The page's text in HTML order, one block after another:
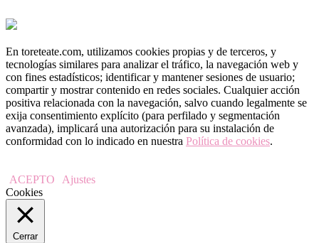
En toreteate.com, utilizamos cookies propias y de terceros, y
tecnologías similares para analizar el tráfico, la navegación web y
con fines estadísticos; identificar y mantener sesiones de usuario;
compartir y mostrar contenido en redes sociales. Cualquier acción
positiva relacionada con la navegación, salvo cuando legalmente se
exija consentimiento explícito (para perfilado y segmentación
avanzada), implicará una autorización para su instalación de
conformidad con lo indicado en nuestra Política de cookies.
ACEPTO
Ajustes
Cookies
Cerrar